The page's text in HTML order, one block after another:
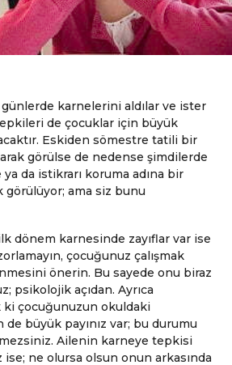
karnelerini aldılar ve ister
de çocuklar için büyük
Eskiden sömestre tatili bir
görülse de nedense şimdilerde
ya da istikrarı koruma adına bir
görülüyor; ama siz bunu
dönem karnesinde zayıflar var ise
çocuğunuz çalışmak
önerin. Bu sayede onu biraz
psikolojik açıdan. Ayrıca
ki çocuğunuzun okuldaki
de büyük payınız var; bu durumu
Ailenin karneye tepkisi
ise; ne olursa olsun onun arkasında